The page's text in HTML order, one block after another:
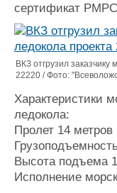
Реклама
Конференции
Выставки и
Словарь
сертификат
ВКЗ отгрузил
22220 / Фото:
Характеристики
ледокола:
Пролет 14 метров
Высота подъема
Исполнение